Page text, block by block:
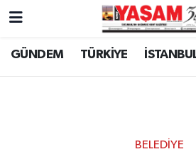
GÜNDEM TÜRKİYE
BELEDİYE